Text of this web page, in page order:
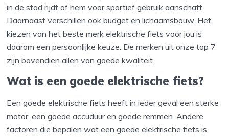
in de stad rijdt of hem voor sportief gebruik aanschaft.
Daarnaast verschillen ook budget en lichaamsbouw. Het
kiezen van het beste merk elektrische fiets voor jou is
daarom een persoonlijke keuze. De merken uit onze top 7
zijn bovendien allen van goede kwaliteit.
Wat is een goede elektrische fiets?
Een goede elektrische fiets heeft in ieder geval een sterke
motor, een goede accuduur en goede remmen. Andere
factoren die bepalen wat een goede elektrische fiets is,